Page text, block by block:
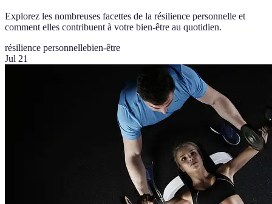
Explorez les nombreuses facettes de la résilience personnelle et
comment elles contribuent à votre bien-être au quotidien.
résilience personnellebien-être
Jul 21